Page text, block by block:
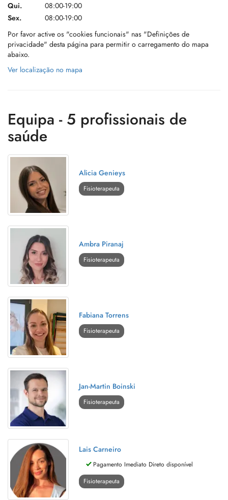
Qui.
08:00-19:00
Sex.
08:00-19:00
Por favor active os "cookies funcionais" nas "Definições de
privacidade" desta página para permitir o carregamento do mapa
abaixo.
Ver localização no mapa
Equipa - 5 profissionais de
saúde
Alicia Genieys
Fisioterapeuta
Ambra Piranaj
Fisioterapeuta
Fabiana Torrens
Fisioterapeuta
Jan-Martin Boinski
Fisioterapeuta
Lais Carneiro
Pagamento Imediato Direto disponível
Fisioterapeuta